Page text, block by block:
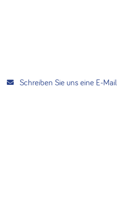
Schreiben Sie uns eine E-Mail